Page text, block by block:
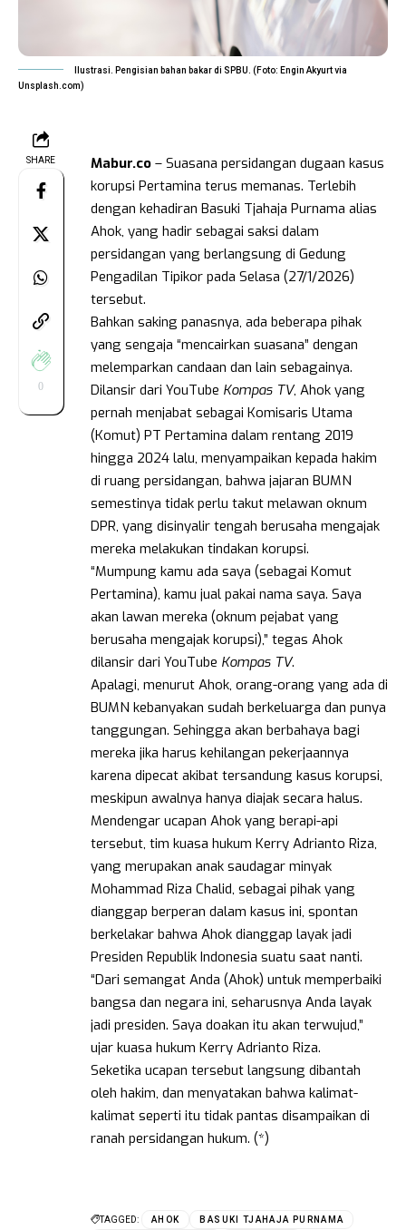
Ilustrasi. Pengisian bahan bakar di SPBU. (Foto: Engin Akyurt via
Unsplash.com)
SHARE
0
Mabur.co – Suasana persidangan dugaan kasus
korupsi Pertamina terus memanas. Terlebih
dengan kehadiran Basuki Tjahaja Purnama alias
Ahok, yang hadir sebagai saksi dalam
persidangan yang berlangsung di Gedung
Pengadilan Tipikor pada Selasa (27/1/2026)
tersebut.
Bahkan saking panasnya, ada beberapa pihak
yang sengaja “mencairkan suasana” dengan
melemparkan candaan dan lain sebagainya.
Dilansir dari YouTube Kompas TV, Ahok yang
pernah menjabat sebagai Komisaris Utama
(Komut) PT Pertamina dalam rentang 2019
hingga 2024 lalu, menyampaikan kepada hakim
di ruang persidangan, bahwa jajaran BUMN
semestinya tidak perlu takut melawan oknum
DPR, yang disinyalir tengah berusaha mengajak
mereka melakukan tindakan korupsi.
“Mumpung kamu ada saya (sebagai Komut
Pertamina), kamu jual pakai nama saya. Saya
akan lawan mereka (oknum pejabat yang
berusaha mengajak korupsi),” tegas Ahok
dilansir dari YouTube Kompas TV.
Apalagi, menurut Ahok, orang-orang yang ada di
BUMN kebanyakan sudah berkeluarga dan punya
tanggungan. Sehingga akan berbahaya bagi
mereka jika harus kehilangan pekerjaannya
karena dipecat akibat tersandung kasus korupsi,
meskipun awalnya hanya diajak secara halus.
Mendengar ucapan Ahok yang berapi-api
tersebut, tim kuasa hukum Kerry Adrianto Riza,
yang merupakan anak saudagar minyak
Mohammad Riza Chalid, sebagai pihak yang
dianggap berperan dalam kasus ini, spontan
berkelakar bahwa Ahok dianggap layak jadi
Presiden Republik Indonesia suatu saat nanti.
“Dari semangat Anda (Ahok) untuk memperbaiki
bangsa dan negara ini, seharusnya Anda layak
jadi presiden. Saya doakan itu akan terwujud,”
ujar kuasa hukum Kerry Adrianto Riza.
Seketika ucapan tersebut langsung dibantah
oleh hakim, dan menyatakan bahwa kalimat-
kalimat seperti itu tidak pantas disampaikan di
ranah persidangan hukum. (*)
TAGGED: AHOK BASUKI TJAHAJA PURNAMA